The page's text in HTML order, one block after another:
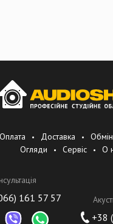
решения, которые
обеспечивая при этом
Оплата Доставка
Огляди
Сервіс О
161 57 57
+38